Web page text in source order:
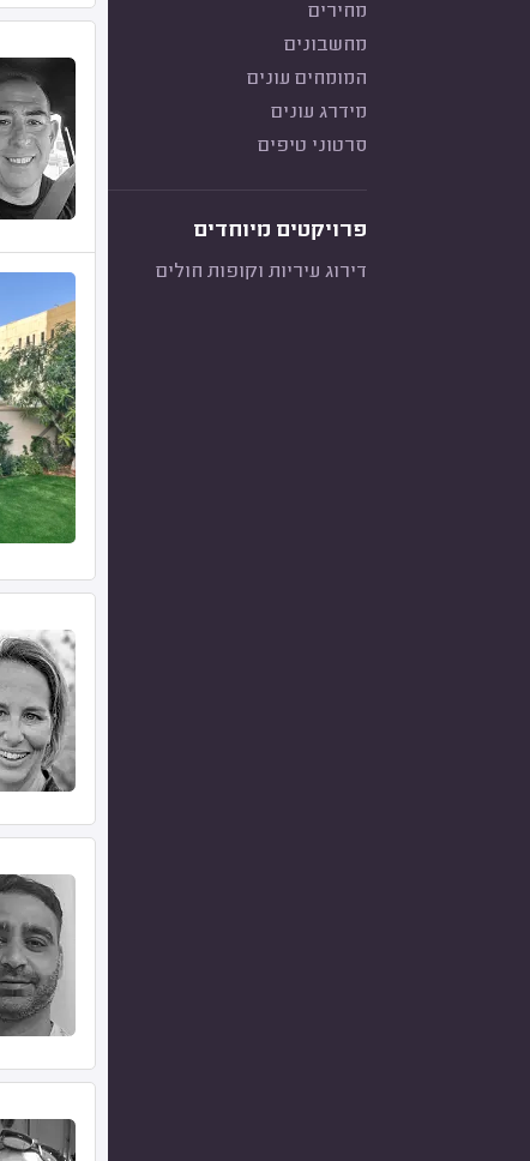
מחירים
מחשבונים
המומחים עונים
מידרג עונים
סרטוני טיפים
פרויקטים מיוחדים
דירוג עיריות וקופות חולים